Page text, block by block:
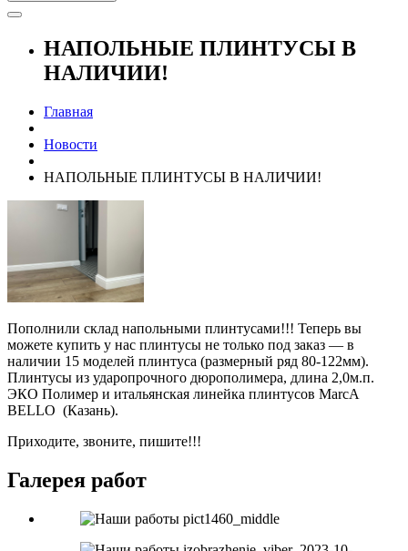
НАПОЛЬНЫЕ ПЛИНТУСЫ В
НАЛИЧИИ!
Главная
Новости
НАПОЛЬНЫЕ ПЛИНТУСЫ В НАЛИЧИИ!
Пополнили склад напольными плинтусами!!! Теперь вы
можете купить у нас плинтусы не только под заказ — в
наличии 15 моделей плинтуса (размерный ряд 80-122мм).
Плинтусы из ударопрочного дюрополимера, длина 2,0м.п.
ЭКО Полимер и итальянская линейка плинтусов MarcA
BELLO (Казань).
Приходите, звоните, пишите!!!
Галерея работ